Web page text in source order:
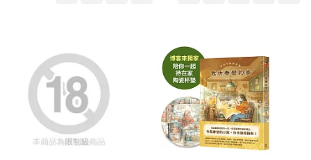
秋屋すみ(25) 三秋縋(24)
張國見（主編）(24)
醉琉璃(24)
上海古籍出版社(83)
人民文學出版社(82)
本週上市新品(46)
電子書 (可複選)